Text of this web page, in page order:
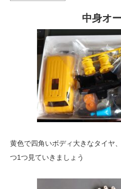
中身オ
黄色で四角いボディ大きなタイヤ
つ1つ見ていきましょう